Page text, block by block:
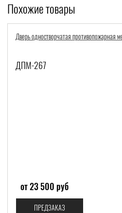
Похожие товары
Дверь одностворчатая противопожарная
ДПМ-267
от 23 500 руб
ПРЕДЗАКАЗ